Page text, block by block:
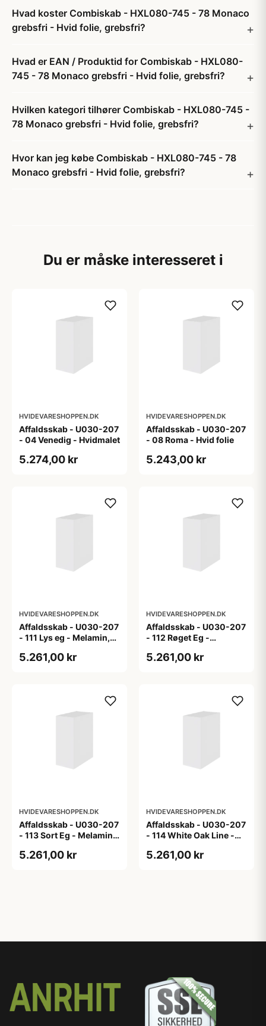
Hvad koster Combiskab - HXL080-745 - 78 Monaco
grebsfri - Hvid folie, grebsfri?
Hvad er EAN / Produktid for Combiskab - HXL080-
745 - 78 Monaco grebsfri - Hvid folie, grebsfri?
Hvilken kategori tilhører Combiskab - HXL080-745 -
78 Monaco grebsfri - Hvid folie, grebsfri?
Hvor kan jeg købe Combiskab - HXL080-745 - 78
Monaco grebsfri - Hvid folie, grebsfri?
Du er måske interesseret i
HVIDEVARESHOPPEN.DK
Affaldsskab - U030-207
- 04 Venedig - Hvidmalet
5.274,00 kr
HVIDEVARESHOPPEN.DK
Affaldsskab - U030-207
- 08 Roma - Hvid folie
5.243,00 kr
HVIDEVARESHOPPEN.DK
Affaldsskab - U030-207
- 111 Lys eg - Melamin,
5.261,00 kr
HVIDEVARESHOPPEN.DK
Affaldsskab - U030-207
- 112 Røget Eg -
5.261,00 kr
HVIDEVARESHOPPEN.DK
Affaldsskab - U030-207
- 113 Sort Eg - Melamin,
5.261,00 kr
HVIDEVARESHOPPEN.DK
Affaldsskab - U030-207
- 114 White Oak Line -
5.261,00 kr